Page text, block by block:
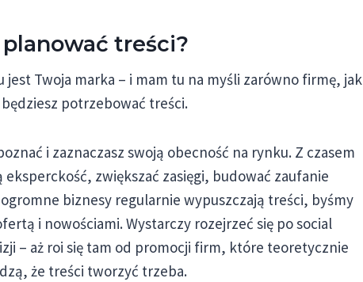
treści?
Twoja marka – i mam tu na myśli zarówno firmę, jak
potrzebować treści.
i zaznaczasz swoją obecność na rynku. Z czasem
zwiększać zasięgi, budować zaufanie
biznesy regularnie wypuszczają treści, byśmy
i nowościami. Wystarczy rozejrzeć się po social
– aż roi się tam od promocji firm, które teoretycznie
że treści tworzyć trzeba.